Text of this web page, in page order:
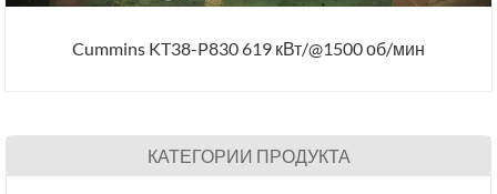
Cummins KT38-P830 619 кВт/@1500 об/мин
КАТЕГОРИИ ПРОДУКТА